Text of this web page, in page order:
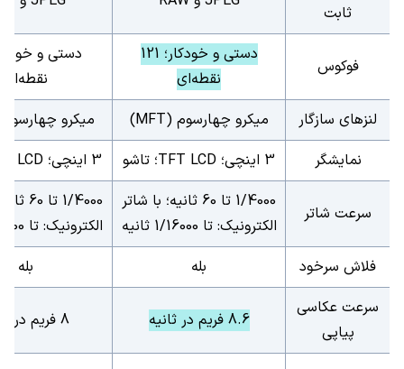
ثابت
فوکوس
دستی و خودکار؛ 121
نقطه‌ای
نقطه‌ای
لنزهای سازگار
میکرو چهارسوم (MFT
)
میکرو
نمایشگر
3 اینچی؛ TFT LCD؛ تاشو 3 اینچی؛ LCD
سرعت شاتر
1/4000 تا 60 ثانیه؛ با شاتر
الکترونیک: تا 1/16000 ثانیه
1/4000
الکترونیک: تا 1/16000 ثانیه
فلاش سرخود
بله
بله
سرعت عکاسی
پیاپی
8.6 فریم در ثانیه 8 فریم در ثانیه